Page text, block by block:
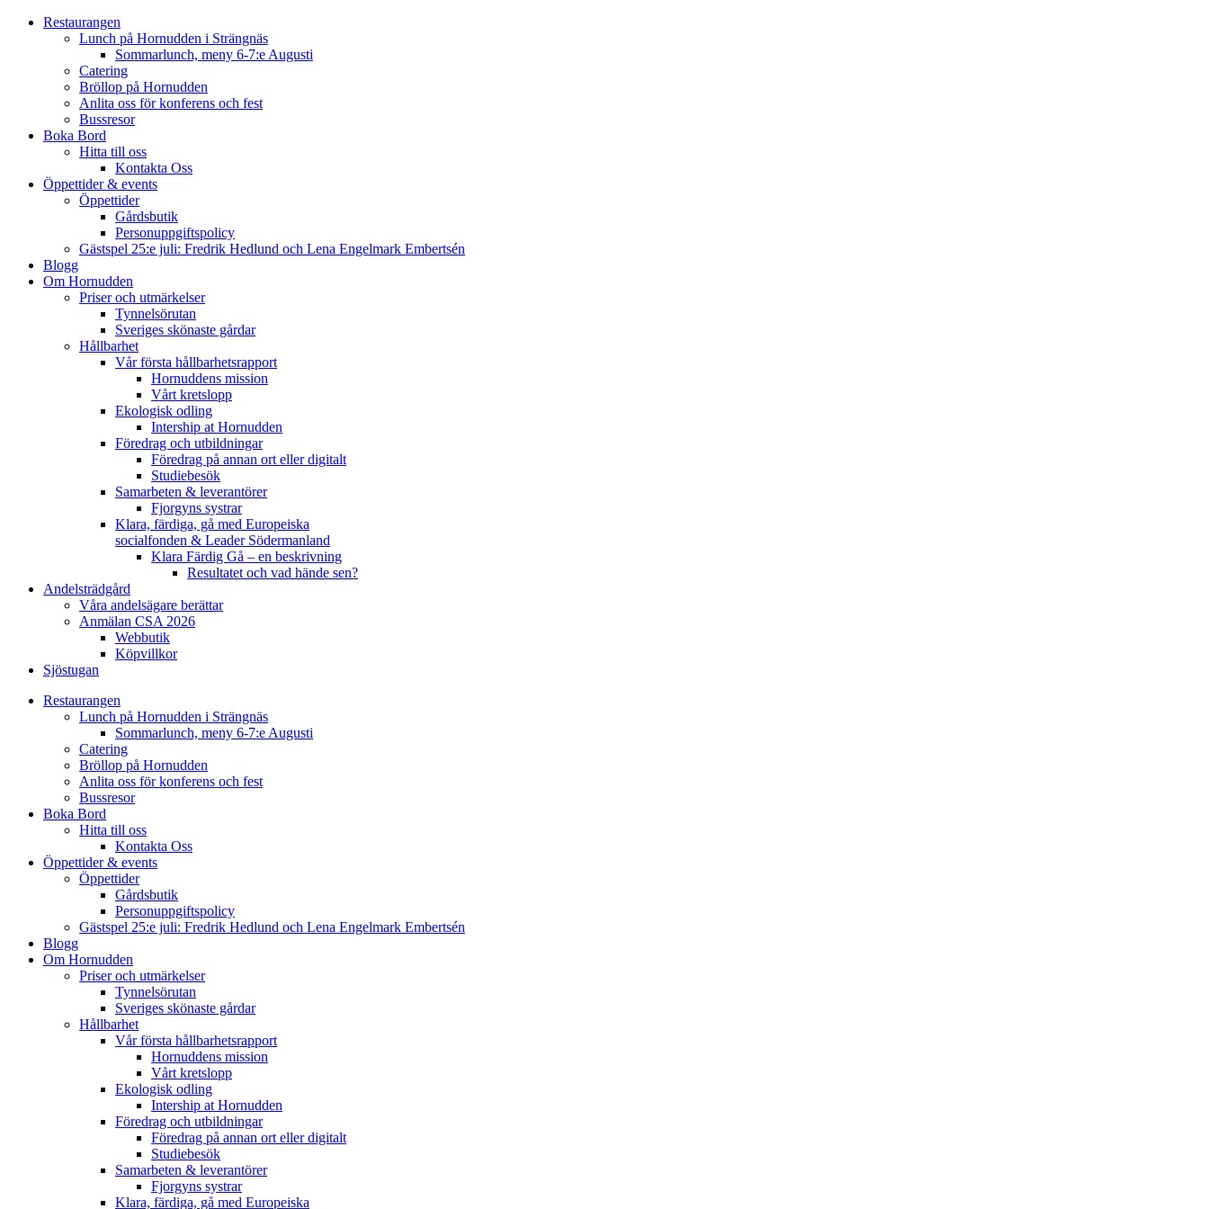
Restaurangen
Lunch på Hornudden i Strängnäs
Sommarlunch, meny 6-7:e Augusti
Catering
Bröllop på Hornudden
Anlita oss för konferens och fest
Bussresor
Boka Bord
Hitta till oss
Kontakta Oss
Öppettider & events
Öppettider
Gårdsbutik
Personuppgiftspolicy
Gästspel 25:e juli: Fredrik Hedlund och Lena Engelmark Embertsén
Blogg
Om Hornudden
Priser och utmärkelser
Tynnelsörutan
Sveriges skönaste gårdar
Hållbarhet
Vår första hållbarhetsrapport
Hornuddens mission
Vårt kretslopp
Ekologisk odling
Intership at Hornudden
Föredrag och utbildningar
Föredrag på annan ort eller digitalt
Studiebesök
Samarbeten & leverantörer
Fjorgyns systrar
Klara, färdiga, gå med Europeiska
socialfonden & Leader Södermanland
Klara Färdig Gå – en beskrivning
Resultatet och vad hände sen?
Andelsträdgård
Våra andelsägare berättar
Anmälan CSA 2026
Webbutik
Köpvillkor
Sjöstugan
Restaurangen
Lunch på Hornudden i Strängnäs
Sommarlunch, meny 6-7:e Augusti
Catering
Bröllop på Hornudden
Anlita oss för konferens och fest
Bussresor
Boka Bord
Hitta till oss
Kontakta Oss
Öppettider & events
Öppettider
Gårdsbutik
Personuppgiftspolicy
Gästspel 25:e juli: Fredrik Hedlund och Lena Engelmark Embertsén
Blogg
Om Hornudden
Priser och utmärkelser
Tynnelsörutan
Sveriges skönaste gårdar
Hållbarhet
Vår första hållbarhetsrapport
Hornuddens mission
Vårt kretslopp
Ekologisk odling
Intership at Hornudden
Föredrag och utbildningar
Föredrag på annan ort eller digitalt
Studiebesök
Samarbeten & leverantörer
Fjorgyns systrar
Klara, färdiga, gå med Europeiska